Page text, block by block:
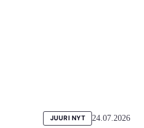
JUURI NYT 24.07.2026